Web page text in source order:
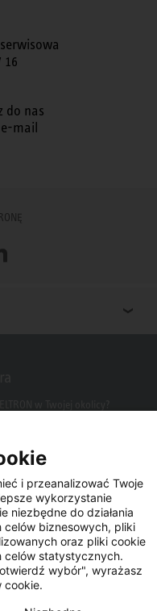
16
do nas
mail
LinkedIn
i przeanalizować Twoje
wykorzystanie
niezbędne do działania
celów biznesowych, pliki
oraz pliki cookie
celów statystycznych.
wybór", wyrażasz
cookie.